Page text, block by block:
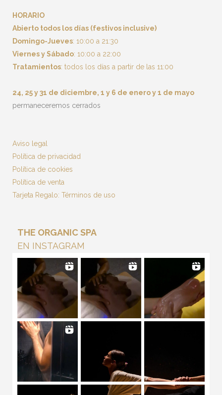
HORARIO
Abierto todos los días (festivos inclusive)
Domingo-Jueves: 10:00 a 21:30
Viernes y Sábado: 10:00 a 22:00
Tratamientos: todos los días a partir de las 11:00
24, 25 y 31 de diciembre, 1 y 6 de enero y 1 de mayo
permaneceremos cerrados
Aviso legal
Política de privacidad
Política de cookies
Política de venta
Tarjeta Regalo: Términos de uso
THE ORGANIC SPA
EN INSTAGRAM